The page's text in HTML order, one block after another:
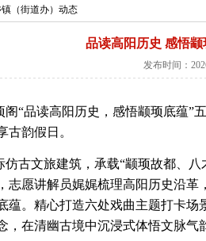
（街道办）动态
品读高阳历史 感悟
发布时间：
阁“品读高阳历史，感悟颛顼底蕴
享古韵假日。
仿古文旅建筑，承载“颛顼故都、
志愿讲解员娓娓梳理高阳历史沿
蕴。精心打造六处戏曲主题打卡
，在清幽古境中沉浸式体悟文